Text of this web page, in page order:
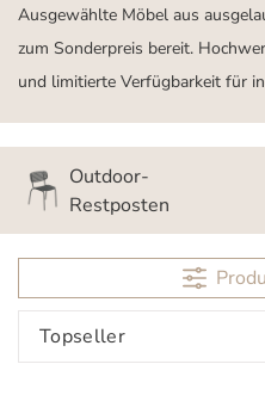
Ausgewählte Möbel aus
zum Sonderpreis bereit.
und limitierte Verfügbarkeit für
Outdoor-
Restposten